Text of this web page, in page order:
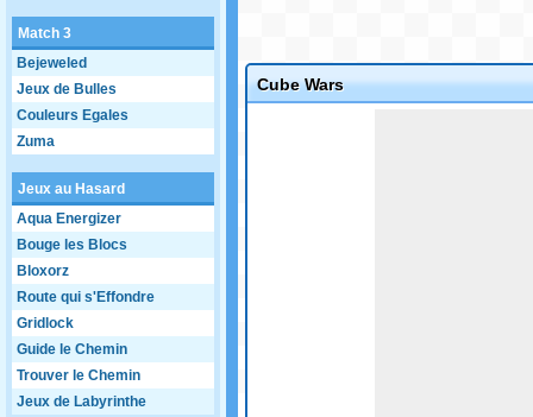
Match 3
Bejeweled
Jeux de Bulles
Couleurs Egales
Zuma
Jeux au Hasard
Aqua Energizer
Bouge les Blocs
Bloxorz
Route qui s'Effondre
Gridlock
Guide le Chemin
Trouver le Chemin
Jeux de Labyrinthe
Cube Wars